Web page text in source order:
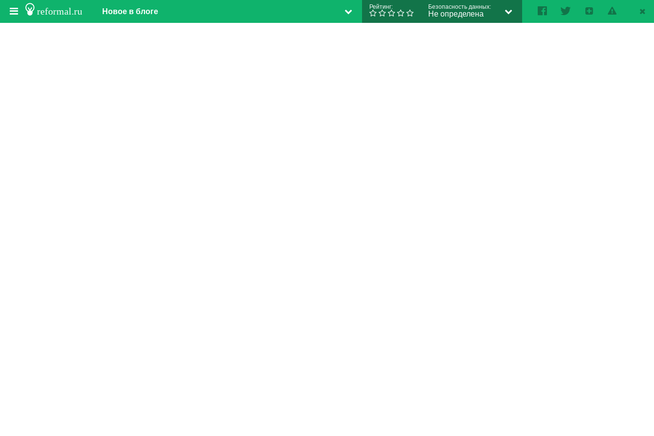
reformal.ru Рейтинг: Безопасность данных:
Не определена
Новое в блоге